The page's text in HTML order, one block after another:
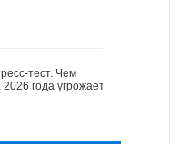
тест. Чем
года угрожает